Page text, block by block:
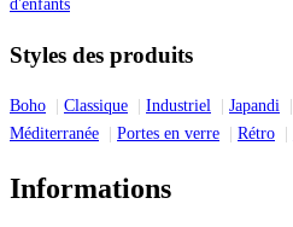
d'enfants
Styles des produits
Boho Classique Industriel Japandi
Méditerranée
Portes en verre Rétro
Informations